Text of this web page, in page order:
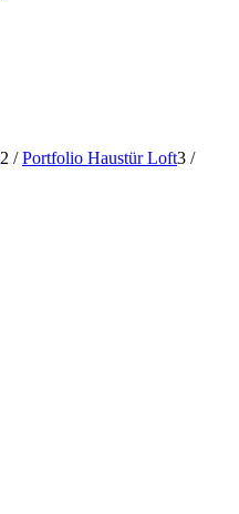
2 / Portfolio Haustür Loft3 /